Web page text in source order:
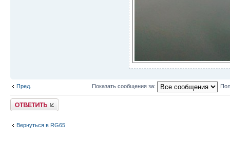
Пред. Показать сообщения за:
Ответить
Вернуться в RG65